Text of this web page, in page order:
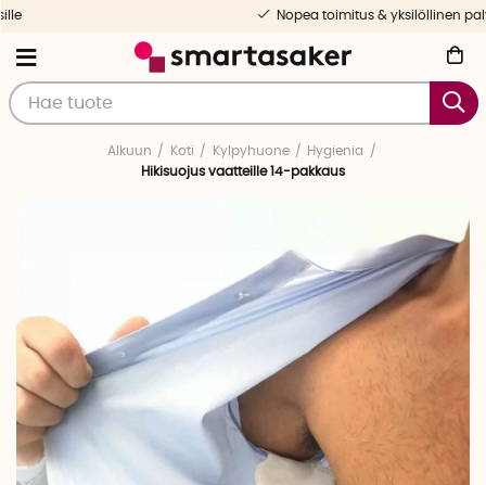
Nopea toimitus & yksilöllinen palvelu
Alkuun Koti Kylpyhuone
Hygienia
Hikisuojus vaatteille 14-pakkaus